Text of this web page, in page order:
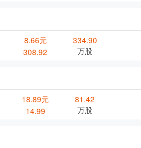
8.66元
308.92
334.90
万股
18.89元
14.99
81.42
万股